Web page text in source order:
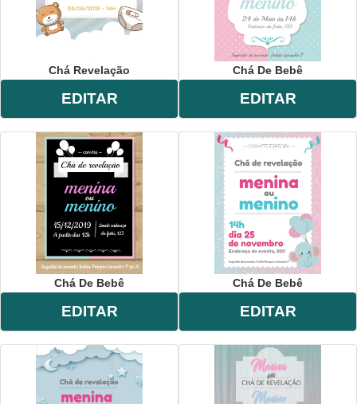
Chá Revelação
EDITAR
Chá De Bebê
EDITAR
Chá De Bebê
EDITAR
Chá De Bebê
EDITAR